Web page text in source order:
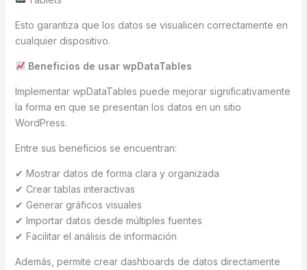
Esto garantiza que los datos se visualicen correctamente en
cualquier dispositivo.
Beneficios de usar wpDataTables
Implementar wpDataTables puede mejorar significativamente
la forma en que se presentan los datos en un sitio
WordPress.
Entre sus beneficios se encuentran:
✔ Mostrar datos de forma clara y organizada
✔ Crear tablas interactivas
✔ Generar gráficos visuales
✔ Importar datos desde múltiples fuentes
✔ Facilitar el análisis de información
Además, permite crear dashboards de datos directamente